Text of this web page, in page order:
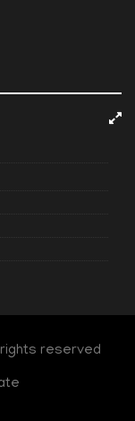
reserved